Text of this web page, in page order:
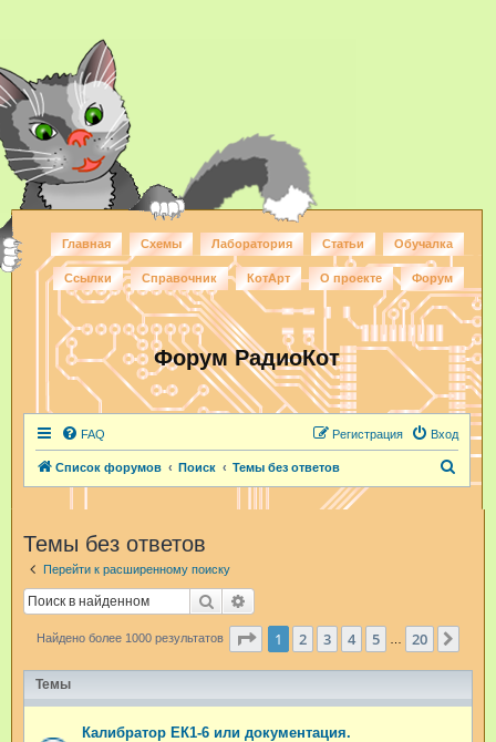
Главная Схемы Лаборатория Статьи Обучалка
Ссылки Справочник КотАрт О проекте Форум
Форум РадиоКот
FAQ Вход
Регистрация
Список форумов Поиск Темы без ответов
Темы без ответов
Перейти к расширенному поиску
Поиск
Найдено более 1000 результатов Страница из 20
1 2 3 4 5 20
Темы
Калибратор ЕК1-6 или документация.